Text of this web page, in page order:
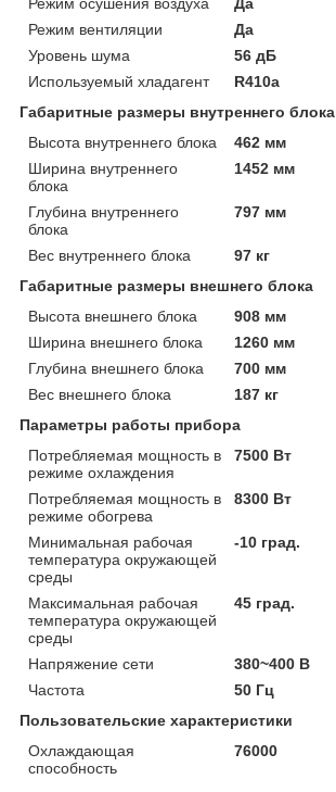
Режим вентиляции
Да
Уровень шума
56 дБ
Используемый хладагент
R410a
Габаритные размеры внутреннего блока
Высота внутреннего блока
462 мм
Ширина внутреннего
блока
1452 мм
Глубина внутреннего
блока
797 мм
Вес внутреннего блока
97 кг
Габаритные размеры внешнего блока
Высота внешнего блока
908 мм
Ширина внешнего блока
1260 мм
Глубина внешнего блока
700 мм
Вес внешнего блока
187 кг
Параметры работы прибора
Потребляемая мощность в
режиме охлаждения
7500 Вт
Потребляемая мощность в
режиме обогрева
8300 Вт
Минимальная рабочая
температура окружающей
среды
-10 град.
Максимальная рабочая
температура окружающей
среды
45 град.
Напряжение сети
380~400 В
Частота
50 Гц
Пользовательские характеристики
Охлаждающая
способность
76000